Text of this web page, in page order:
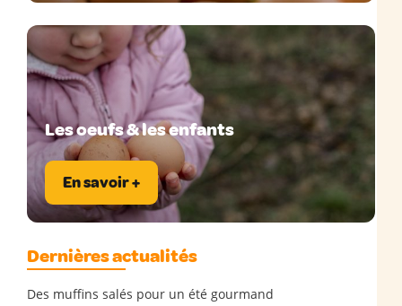
Les oeufs & les enfants
En savoir +
Dernières actualités
Des muffins salés pour un été gourmand